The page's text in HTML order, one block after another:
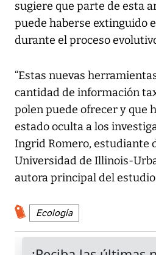
sugiere que parte de esta
puede haberse extinguido
durante el proceso
“Estas nuevas
cantidad de información
polen puede ofrecer y que
estado oculta a los
Ingrid Romero, estudiante
Universidad de Illinois-
autora principal del
Ecología